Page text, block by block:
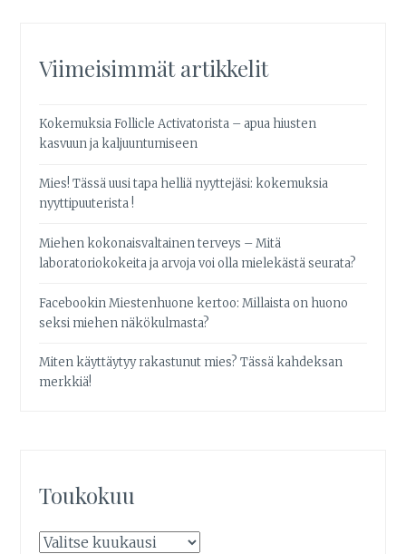
Viimeisimmät artikkelit
Kokemuksia Follicle Activatorista – apua hiusten
kasvuun ja kaljuuntumiseen
Mies! Tässä uusi tapa helliä nyyttejäsi: kokemuksia
nyyttipuuterista !
Miehen kokonaisvaltainen terveys – Mitä
laboratoriokokeita ja arvoja voi olla mielekästä seurata?
Facebookin Miestenhuone kertoo: Millaista on huono
seksi miehen näkökulmasta?
Miten käyttäytyy rakastunut mies? Tässä kahdeksan
merkkiä!
Toukokuu